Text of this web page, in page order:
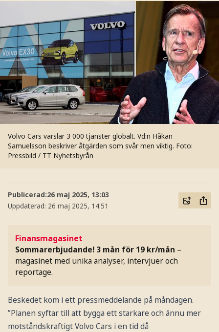
Volvo Cars varslar 3 000 tjänster globalt. Vd:n Håkan
Samuelsson beskriver åtgärden som svår men viktig. Foto:
Pressbild / TT Nyhetsbyrån
Publicerad:26 maj 2025, 13:03
Uppdaterad: 26 maj 2025, 14:51
Finansmagasinet
Sommarerbjudande! 3 mån för 19 kr/mån –
magasinet med unika analyser, intervjuer och
reportage.
Beskedet kom i ett pressmeddelande på måndagen.
”Planen syftar till att bygga ett starkare och ännu mer
motståndskraftigt Volvo Cars i en tid då